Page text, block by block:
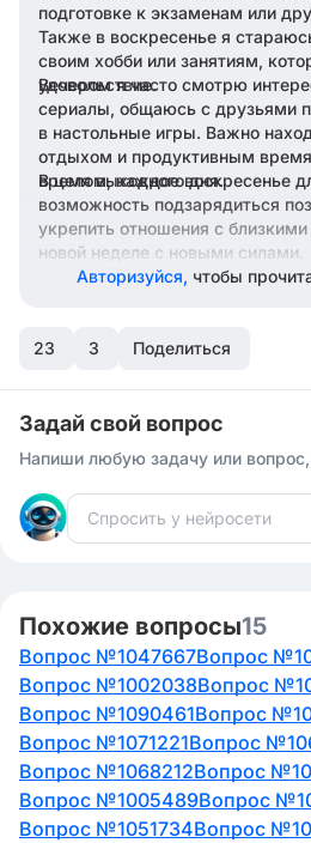
подготовке к экзаменам или
Также в воскресенье я
своим хобби или занятиям,
удовольствие.
Вечером я часто смотрю
сериалы, общаюсь с друзьями
в настольные игры. Важно
отдыхом и продуктивным
время выходного дня.
В целом, каждое воскресенье
возможность подзарядиться
укрепить отношения с близкими
новой неделе с новыми силами.
Авторизуйся, чтобы
23 3 Поделиться
Задай свой вопрос
Напиши любую задачу или
Похожие вопросы15
Вопрос №1047667Вопрос
Вопрос №1002038Вопрос
Вопрос №1090461Вопрос
Вопрос №1071221Вопрос
Вопрос №1068212Вопрос
Вопрос №1005489Вопрос
Вопрос №1051734Вопрос